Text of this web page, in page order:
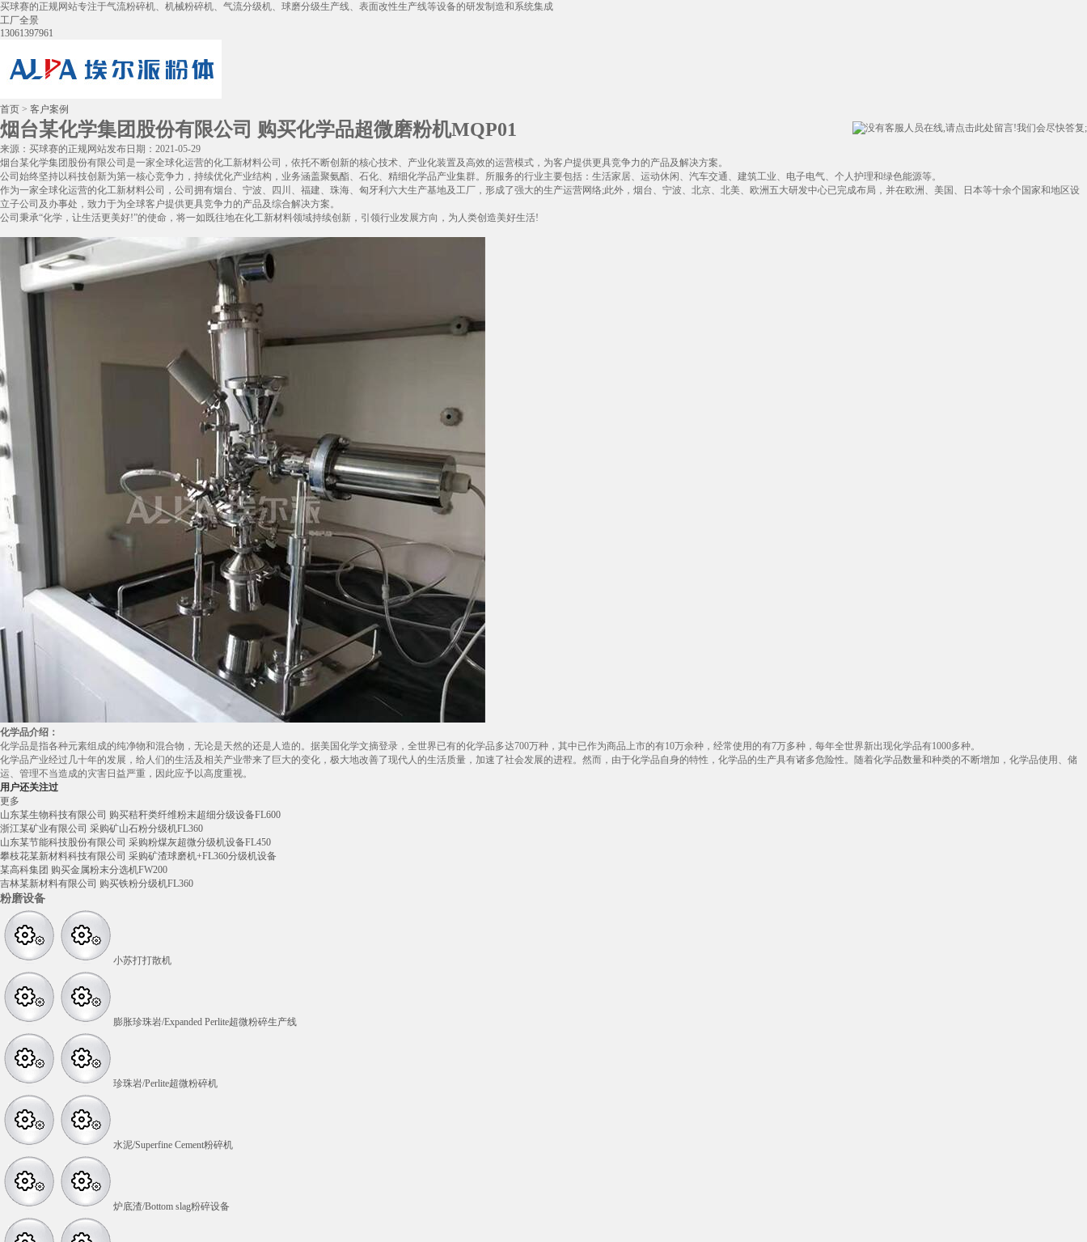
买球赛的正规网站专注于气流粉碎机、机械粉碎机、气流分级机、球磨分级生产线、表面改性生产线等设备的研发制造和系统集成
工厂全景
13061397961
首页 > 客户案例
烟台某化学集团股份有限公司 购买化学品超微磨粉机MQP01
来源：买球赛的正规网站发布日期：2021-05-29
烟台某化学集团股份有限公司是一家全球化运营的化工新材料公司，依托不断创新的核心技术、产业化装置及高效的运营模式，为客户提供更具竞争力的产品及解决方案。
公司始终坚持以科技创新为第一核心竞争力，持续优化产业结构，业务涵盖聚氨酯、石化、精细化学品产业集群。所服务的行业主要包括：生活家居、运动休闲、汽车交通、建筑工业、电子电气、个人护理和绿色能源等。
作为一家全球化运营的化工新材料公司，公司拥有烟台、宁波、四川、福建、珠海、匈牙利六大生产基地及工厂，形成了强大的生产运营网络;此外，烟台、宁波、北京、北美、欧洲五大研发中心已完成布局，并在欧洲、美国、日本等十余个国家和地区设
立子公司及办事处，致力于为全球客户提供更具竞争力的产品及综合解决方案。
公司秉承“化学，让生活更美好!”的使命，将一如既往地在化工新材料领域持续创新，引领行业发展方向，为人类创造美好生活!
化学品介绍：
化学品是指各种元素组成的纯净物和混合物，无论是天然的还是人造的。据美国化学文摘登录，全世界已有的化学品多达700万种，其中已作为商品上市的有10万余种，经常使用的有7万多种，每年全世界新出现化学品有1000多种。
化学品产业经过几十年的发展，给人们的生活及相关产业带来了巨大的变化，极大地改善了现代人的生活质量，加速了社会发展的进程。然而，由于化学品自身的特性，化学品的生产具有诸多危险性。随着化学品数量和种类的不断增加，化学品使用、储
运、管理不当造成的灾害日益严重，因此应予以高度重视。
用户还关注过
更多
山东某生物科技有限公司 购买秸秆类纤维粉末超细分级设备FL600
浙江某矿业有限公司 采购矿山石粉分级机FL360
山东某节能科技股份有限公司 采购粉煤灰超微分级机设备FL450
攀枝花某新材料科技有限公司 采购矿渣球磨机+FL360分级机设备
某高科集团 购买金属粉末分选机FW200
吉林某新材料有限公司 购买铁粉分级机FL360
粉磨设备
小苏打打散机
膨胀珍珠岩/Expanded Perlite超微粉碎生产线
珍珠岩/Perlite超微粉碎机
水泥/Superfine Cement粉碎机
炉底渣/Bottom slag粉碎设备